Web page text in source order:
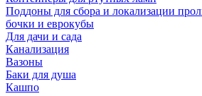
Поддоны для сбора и локализации
бочки и еврокубы
Для дачи и сада
Канализация
Вазоны
Баки для душа
Кашпо